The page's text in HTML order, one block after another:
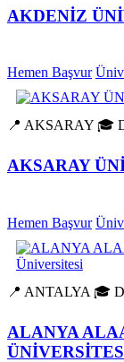
AKDENİZ
Hemen Başvur
📍 AKSARAY 🎓
AKSARAY
Hemen Başvur
📍 ANTALYA 🎓
ALANYA